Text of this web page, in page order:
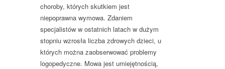
choroby, których skutkiem jest
niepoprawna wymowa. Zdaniem
specjalistów w ostatnich latach w dużym
stopniu wzrosła liczba zdrowych dzieci, u
których można zaobserwować problemy
logopedyczne. Mowa jest umiejętnością,